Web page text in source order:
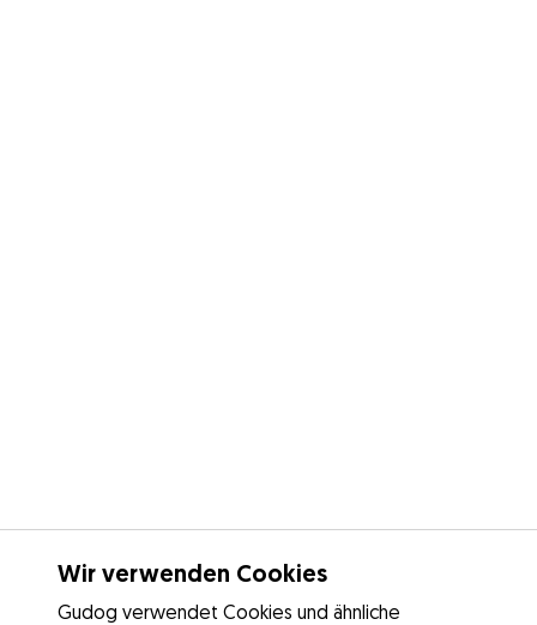
Wir verwenden Cookies
Gudog verwendet Cookies und ähnliche